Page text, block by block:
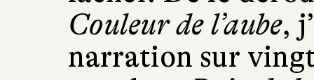
Couleur de l’aube,
narration sur